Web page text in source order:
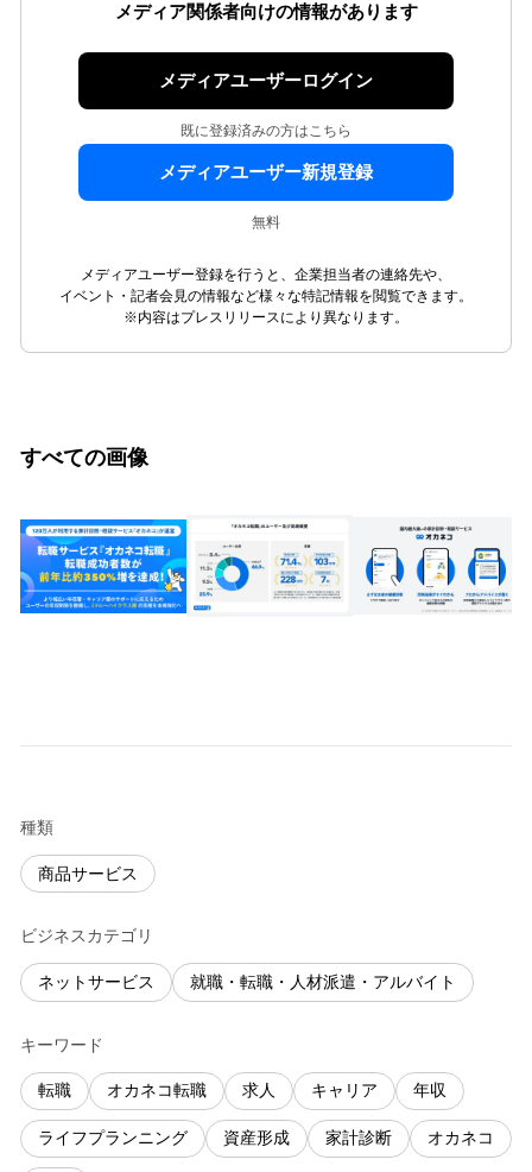
メディア関係者向けの情報があります
メディアユーザーログイン
既に登録済みの方はこちら
メディアユーザー新規登録
無料
メディアユーザー登録を行うと、企業担当者の連絡先や、
イベント・記者会見の情報など様々な特記情報を閲覧できます。
※内容はプレスリリースにより異なります。
すべての画像
種類
商品サービス
ビジネスカテゴリ
ネットサービス 就職・転職・人材派遣・アルバイト
キーワード
転職 オカネコ転職 求人 キャリア 年収
ライフプランニング 資産形成 家計診断 オカネコ